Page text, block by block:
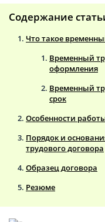
Содержание
Что такое
Временный
оформления
Временный
срок
Особенности
Порядок и
трудового договора
Образец договора
Резюме